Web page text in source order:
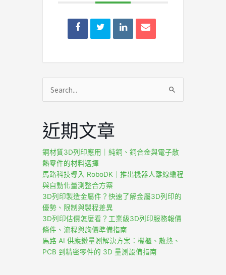
尋
鍵
字:
近期文章
銅材質3D列印應用｜純銅、銅合金與電子散
熱零件的材料選擇
馬路科技導入 RoboDK｜推出機器人離線編程
與自動化量測整合方案
3D列印製造金屬件？快速了解金屬3D列印的
優勢、限制與製程差異
3D列印估價怎麼看？工業級3D列印服務報價
條件、流程與詢價準備指南
馬路 AI 供應鏈量測解決方案：機櫃、散熱、
PCB 到精密零件的 3D 量測設備指南